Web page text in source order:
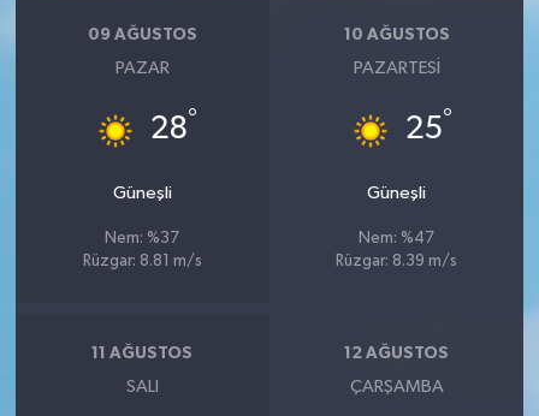
09 AĞUSTOS
PAZAR
28°
Güneşli
Nem: %37
Rüzgar: 8.81 m/s
10 AĞUSTOS
PAZARTESI
25°
Güneşli
Nem: %47
Rüzgar: 8.39 m/s
11 AĞUSTOS
SALI
12 AĞUSTOS
ÇARŞAMBA